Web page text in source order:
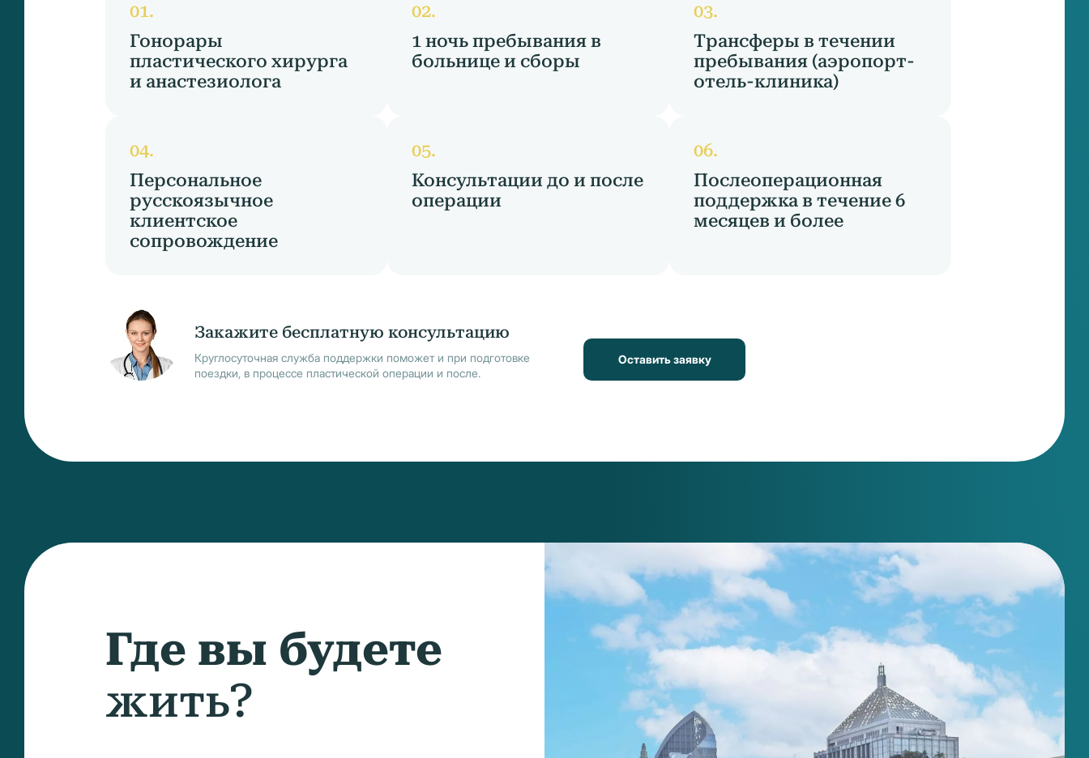
Гонорары
пластического хирурга
и анастезиолога
1 ночь пребывания в
больнице и сборы
Трансферы в течении
пребывания (аэропорт-
отель-клиника)
Персональное
русскоязычное
клиентское
сопровождение
Консультации до и после
операции
Послеоперационная
поддержка в течение 6
месяцев и более
Закажите бесплатную консультацию
Круглосуточная служба поддержки поможет и при подготовке
поездки, в процессе пластической операции и после.
Оставить заявку
Где вы будете
жить?